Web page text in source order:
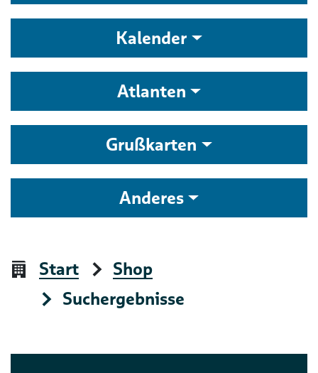
Kalender
Atlanten
Grußkarten
Anderes
Start
Shop
Suchergebnisse